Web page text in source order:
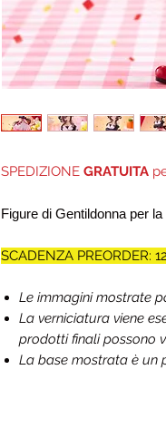
SPEDIZIONE GRATUITA
Figure di Gentildonna per
SCADENZA PREORDER:
Le immagini mostrate
La verniciatura viene
prodotti finali possono
La base mostrata è un